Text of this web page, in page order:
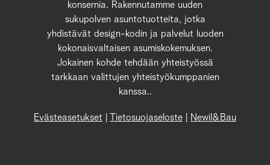
konsernia. Rakennutamme uuden
sukupolven asuntotuotteita, jotka
yhdistävät design-kodin ja palvelut luoden
kokonaisvaltaisen asumiskokemuksen.
Jokainen kohde tehdään yhteistyössä
tarkkaan valittujen yhteistyökumppanien
kanssa..
Evästeasetukset Tietosuojaseloste Newil&Bau